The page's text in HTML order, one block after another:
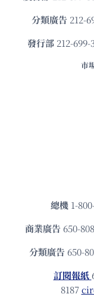
分類廣告 212-
發⾏部 212-699-
市
總機 1-
商業廣告 650-
分類廣告 650-
訂閱報紙
8187